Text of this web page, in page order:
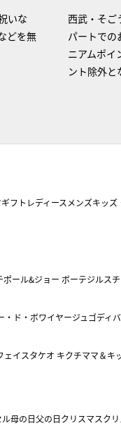
いな
どを無
西武・そご
パートでの
ニアムポ
ント除外と
ギフト レディース メンズキッズ
ポール&ジョー ボーテジルス
・ド・ボワイヤージュ ゴディバ
ェイスタケオ キクチママ＆キ
ル母の日父の日クリスマスク